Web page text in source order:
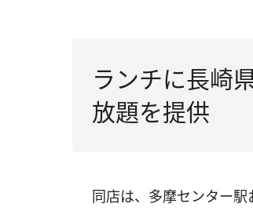
ランチに長崎
放題を提供
同店は、多摩センター